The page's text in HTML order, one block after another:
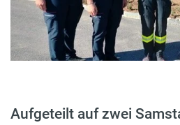
Aufgeteilt auf zwei